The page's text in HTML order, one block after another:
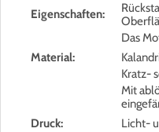
Eigenschaften:
Das
Material:
Kratz-
Mit
Druck:
Licht-